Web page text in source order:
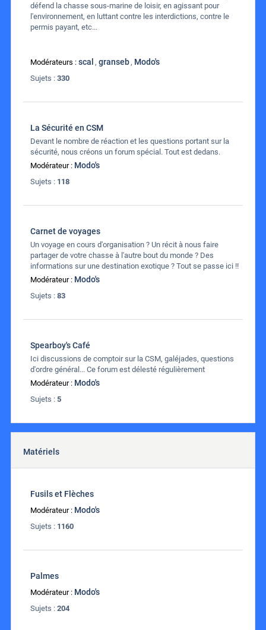
défend la chasse sous-marine de loisir, en agissant pour
l'environnement, en luttant contre les interdictions, contre le
permis payant, etc...
Modérateurs : scal , granseb, Modo's
Sujets : 330
La Sécurité en CSM
Devant le nombre de réaction et les questions portant sur la
sécurité, nous créons un forum spécial. Tout est dedans.
Modérateur : Modo's
Sujets : 118
Carnet de voyages
Un voyage en cours d'organisation ? Un récit à nous faire
partager de votre chasse à l'autre bout du monde ? Des
informations sur une destination exotique ? Tout se passe ici !!
Modérateur : Modo's
Sujets : 83
Spearboy's Café
Ici discussions de comptoir sur la CSM, galéjades, questions
d'ordre général... Ce forum est délesté régulièrement
Modérateur : Modo's
Sujets : 5
Matériels
Fusils et Flèches
Modérateur : Modo's
Sujets : 1160
Palmes
Modérateur : Modo's
Sujets : 204